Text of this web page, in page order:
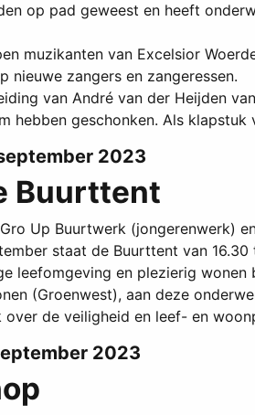
op pad geweest en heeft
muzikanten van Excelsior
nieuwe zangers en zangeressen.
van André van der Heijden
hebben geschonken. Als
2023
Buurttent
Up Buurtwerk (jongerenwerk)
staat de Buurttent van
leefomgeving en plezierig
(Groenwest), aan deze
de veiligheid en leef- en
2023